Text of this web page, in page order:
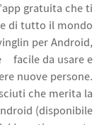
gratuita che ti
di tutto il mondo
per Android,
facile da usare e
nuove persone.
che merita la
(disponibile